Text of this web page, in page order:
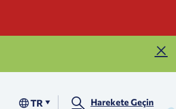
TR Harekete Geçin